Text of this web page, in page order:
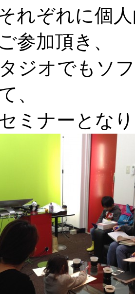
れぞれに個
参加頂き、
ジオでもソ
、
ミナーとな